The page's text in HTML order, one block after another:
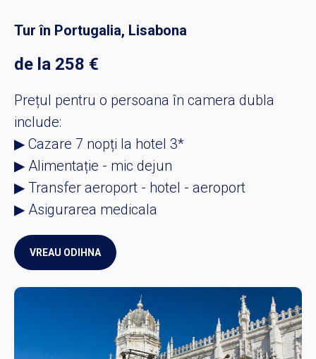
Tur în Portugalia, Lisabona
de la 258 €
Prețul pentru o persoana în camera dubla
include:
▶ Cazare 7 nopți la hotel 3*
▶ Alimentație - mic dejun
▶ Transfer aeroport - hotel - aeroport
▶ Asigurarea medicala
VREAU ODIHNA